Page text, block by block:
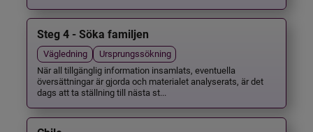
Steg 4 - Söka familjen
Vägledning
Ursprungssökning
När all tillgänglig information insamlats, eventuella
översättningar är gjorda och materialet analyserats, är det
dags att ta ställning till nästa st...